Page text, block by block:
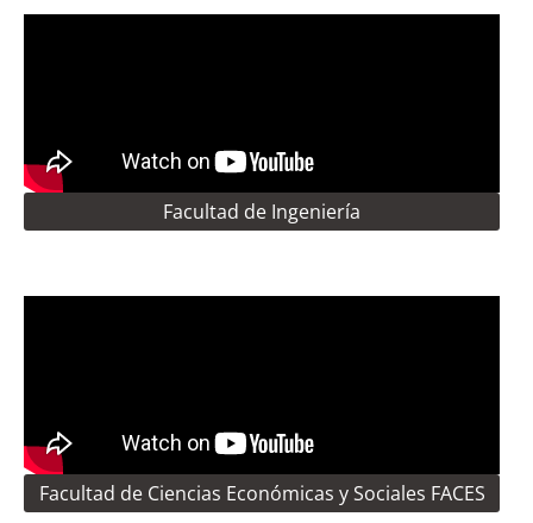
Facultad de Ingeniería
Facultad de Ciencias Económicas y Sociales FACES